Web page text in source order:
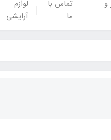
و
تماس با
ما
لوازم
آرایشی